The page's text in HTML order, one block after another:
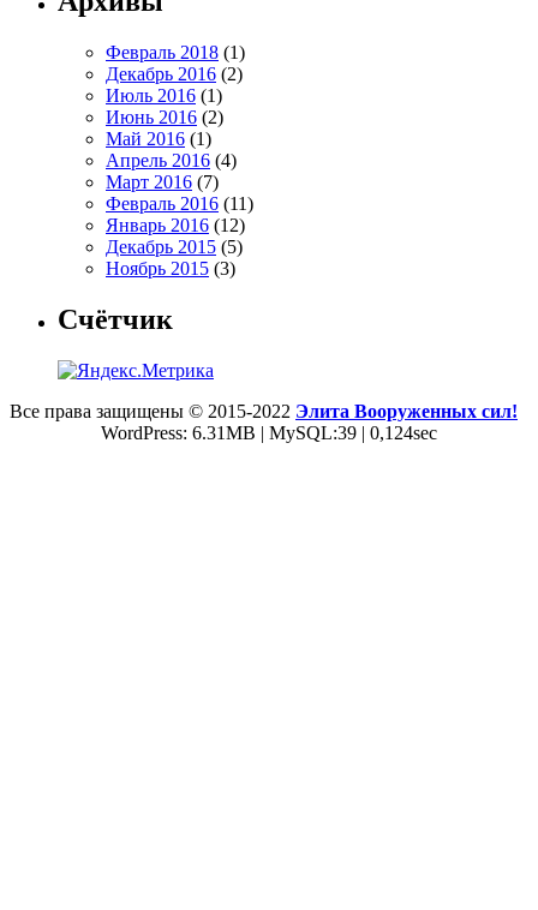
Февраль 2018 (1)
Декабрь 2016 (2)
Июль 2016 (1)
Июнь 2016 (2)
Май 2016 (1)
Апрель 2016 (4)
Март 2016 (7)
Февраль 2016 (11)
Январь 2016 (12)
Декабрь 2015 (5)
Ноябрь 2015 (3)
Счётчик
Все права защищены © 2015-2022 Элита Вооруженных сил!
WordPress: 6.31MB | MySQL:39 | 0,124sec